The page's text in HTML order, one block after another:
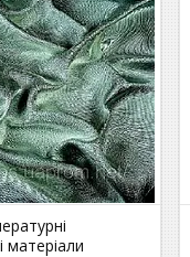
матеріали